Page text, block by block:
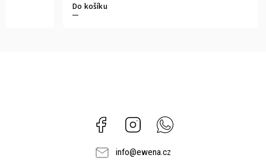
Do košíku
Facebook Instagram
info@ewena.cz